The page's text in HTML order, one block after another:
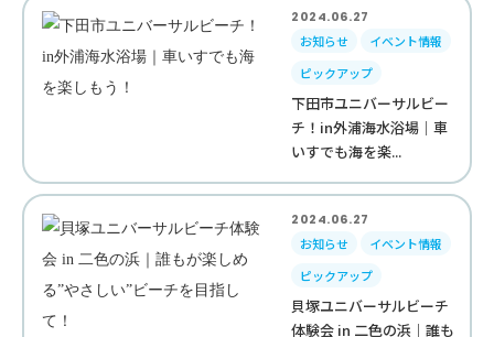
2024.06.27
お知らせ
イベント情報
ピックアップ
下田市ユニバーサルビー
チ！in外浦海水浴場｜車
いすでも海を楽...
2024.06.27
お知らせ
イベント情報
ピックアップ
貝塚ユニバーサルビーチ
体験会 in 二色の浜｜誰も